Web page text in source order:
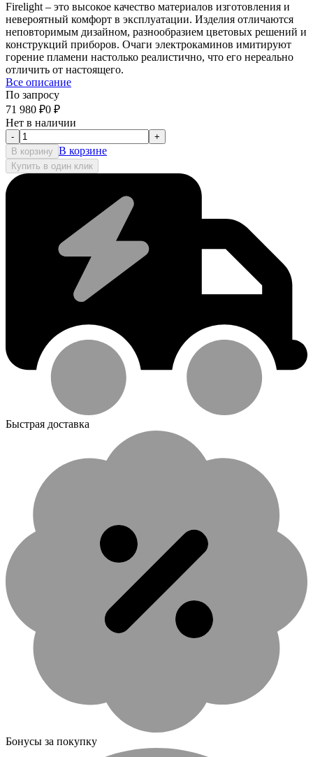
Firelight – это высокое качество материалов изготовления и
невероятный комфорт в эксплуатации. Изделия отличаются
неповторимым дизайном, разнообразием цветовых решений и
конструкций приборов. Очаги электрокаминов имитируют
горение пламени настолько реалистично, что его нереально
отличить от настоящего.
Все описание
По запросу
71 980 ₽0 ₽
Нет в наличии
-
+
В корзину В корзине
Купить в один клик
Быстрая доставка
Бонусы за покупку